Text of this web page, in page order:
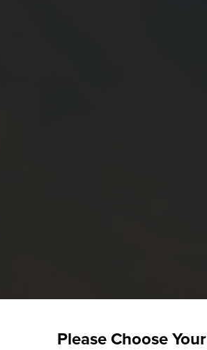
Please Choose Your